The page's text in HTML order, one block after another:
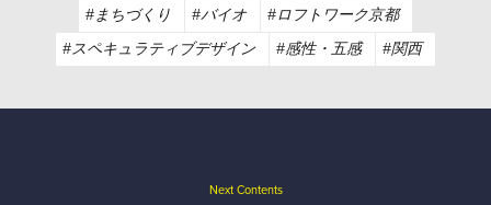
#まちづくり
#バイオ
#ロフトワーク京都
#スペキュラティブデザイン
#感性・五感 #関西
Next Contents